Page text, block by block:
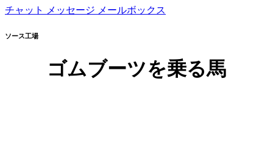
チャット メッセージ メールボックス
ソース工場
ゴムブーツを乗る馬